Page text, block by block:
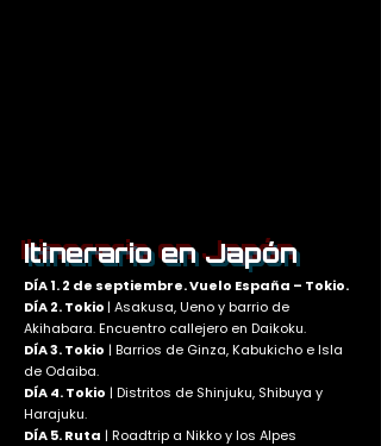
Itinerario en Japón
DÍA 1. 2 de septiembre. Vuelo España – Tokio.
DÍA 2. Tokio| Asakusa, Ueno y barrio de
Akihabara. Encuentro callejero en Daikoku.
DÍA 3. Tokio | Barrios de Ginza, Kabukicho e Isla
de Odaiba.
DÍA 4. Tokio | Distritos de Shinjuku, Shibuya y
Harajuku.
DÍA 5. Ruta | Roadtrip a Nikko y los Alpes